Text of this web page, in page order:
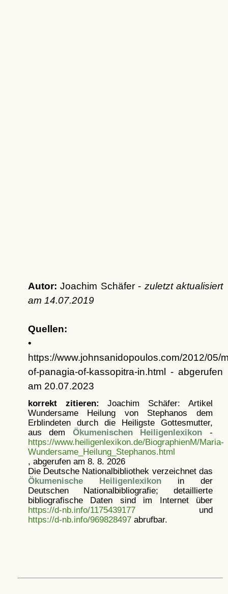
Autor: Joachim Schäfer - zuletzt aktualisiert
am 14.07.2019
Quellen:
•
https://www.johnsanidopoulos.com/2012/05/
of-panagia-of-kassopitra-in.html - abgerufen
am 20.07.2023
korrekt zitieren: Joachim Schäfer: Artikel
Wundersame Heilung von Stephanos dem
Erblindeten durch die Heiligste Gottesmutter,
aus dem Ökumenischen Heiligenlexikon -
https://www.heiligenlexikon.de/BiographienM/Maria-
Wundersame_Heilung_Stephanos.html
, abgerufen am 8. 8. 2026
Die Deutsche Nationalbibliothek verzeichnet das
Ökumenische Heiligenlexikonin der
Deutschen Nationalbibliografie; detaillierte
bibliografische Daten sind im Internet über
https://d-nb.info/1175439177und
https://d-nb.info/969828497abrufbar.